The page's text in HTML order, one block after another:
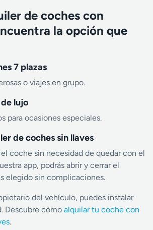
de coches con
la opción que
7 plazas
o viajes en grupo.
lujo
para ocasiones especiales.
de coches sin llaves
coche sin necesidad de quedar con el
app, podrás abrir y cerrar el
elegido sin complicaciones.
del vehículo, puedes instalar
Descubre cómo alquilar tu coche con
.